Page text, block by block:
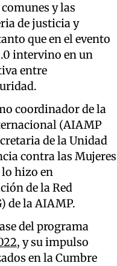
y las
de justicia y
que en el evento
intervino en un
entre
coordinador de la
(AIAMP
de la Unidad
contra las Mujeres
hizo en
de la Red
de la AIAMP.
del programa
, y su impulso
en la Cumbre